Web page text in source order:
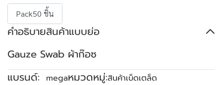
Pack50 ชิ้น
คำอธิบายสินค้าแบบย่อ
Gauze Swab ผ้าก๊อซ
แบรนด์:
megaหมวดหมู่:สินค้าเบ็ดเตล็ด